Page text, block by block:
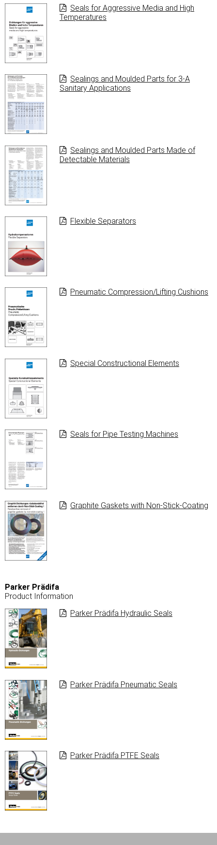
Seals for Aggressive Media and High
Temperatures
Sealings and Moulded Parts for 3-A
Sanitary Applications
Sealings and Moulded Parts Made of
Detectable Materials
Flexible Separators
Pneumatic Com­pression/Lif­ting Cushions
Special Constructional Elements
Seals for Pipe Testing Machines
Graphite Gaskets with Non-Stick-Coating
Parker Prädifa
Product Information
Parker Prädifa Hydraulic Seals
Parker Prädifa Pneumatic Seals
Parker Prädifa PTFE Seals